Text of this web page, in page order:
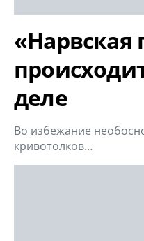
«Нарвская
деле
Во избежание
кривотолков…